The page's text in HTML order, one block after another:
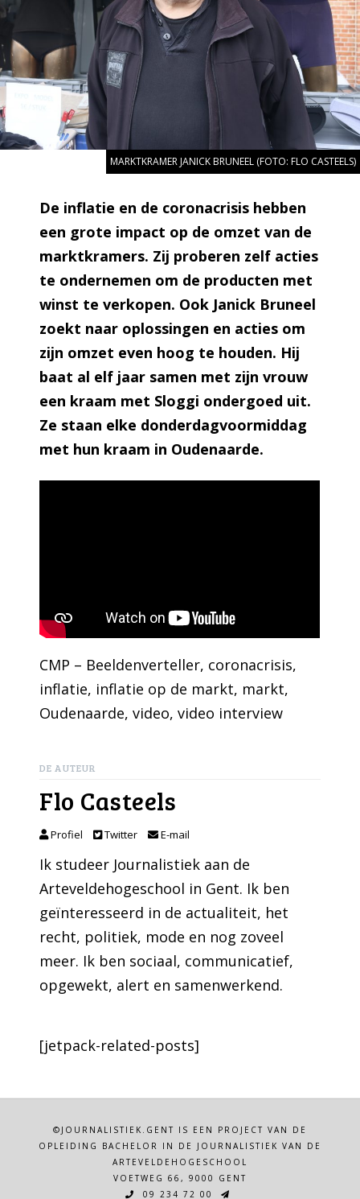
MARKTKRAMER JANICK BRUNEEL (FOTO: FLO CASTEELS)
De inflatie en de coronacrisis hebben
een grote impact op de omzet van de
marktkramers. Zij proberen zelf acties
te ondernemen om de producten met
winst te verkopen. Ook Janick Bruneel
zoekt naar oplossingen en acties om
zijn omzet even hoog te houden. Hij
baat al elf jaar samen met zijn vrouw
een kraam met Sloggi ondergoed uit.
Ze staan elke donderdagvoormiddag
met hun kraam in Oudenaarde.
CMP – Beeldenverteller, coronacrisis
inflatie, inflatie op de markt, markt
Oudenaarde, video, video interview
DE AUTEUR
Flo Casteels
Profiel Twitter E-mail
Ik studeer Journalistiek aan de
Arteveldehogeschool in Gent. Ik ben
geïnteresseerd in de actualiteit, het
recht, politiek, mode en nog zoveel
meer. Ik ben sociaal, communicatief,
opgewekt, alert en samenwerkend.
[jetpack-related-posts]
©JOURNALISTIEK.GENT IS EEN PROJECT VAN DE
OPLEIDING BACHELOR IN DE JOURNALISTIEK VAN DE
ARTEVELDEHOGESCHOOL
VOETWEG 66, 9000 GENT
09 234 72 00